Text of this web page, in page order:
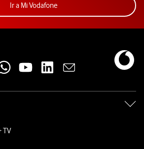
Ir a Mi VodafoneAcceder a la app Mi
TV